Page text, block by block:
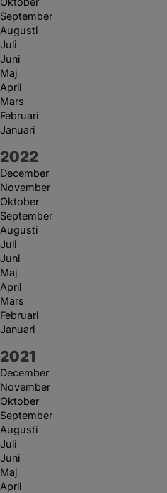
September
Augusti
Juli
Juni
Maj
April
Mars
Februari
Januari
År:
2022
December
November
Oktober
September
Augusti
Juli
Juni
Maj
April
Mars
Februari
Januari
År:
2021
December
November
Oktober
September
Augusti
Juli
Juni
Maj
April